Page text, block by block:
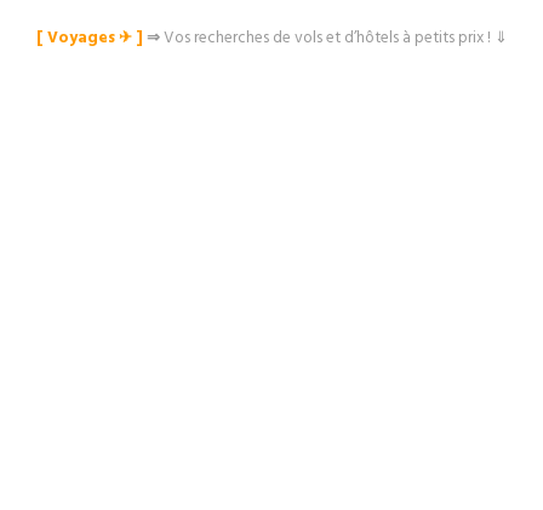
[ Voyages ✈︎ ]⇒Vos recherches de vols et d’hôtels à petits prix ! ⇓